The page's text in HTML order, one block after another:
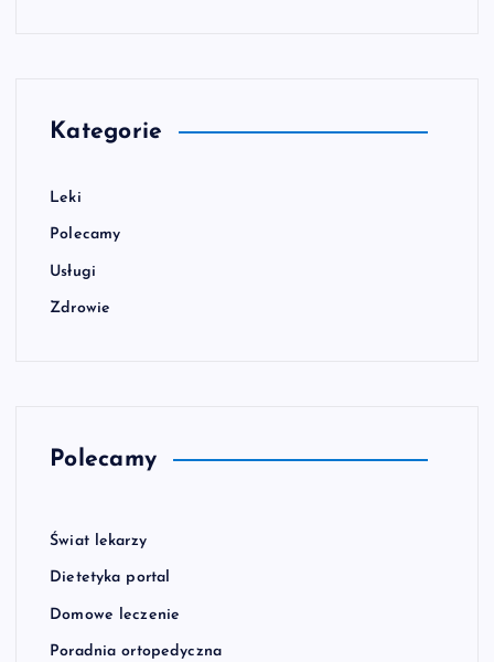
Kategorie
Leki
Polecamy
Usługi
Zdrowie
Polecamy
Świat lekarzy
Dietetyka portal
Domowe leczenie
Poradnia ortopedyczna